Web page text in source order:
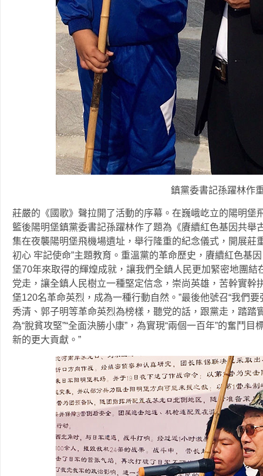
鎮黨委書記孫躍林作
莊嚴的《國歌》聲拉開了活動的序幕。在巍峨屹立的陽明堡
籃後陽明堡鎮黨委書記孫躍林作了題為《賡續紅色基因共舉
集在夜襲陽明堡飛機場遺址，舉行隆重的紀念儀式，開展莊
初心 牢記使命”主題教育。重溫黨的革命歷史，賡續紅色基
堡70年來取得的輝煌成就，讓我們全鎮人民更加緊密地團
党走，讓全鎮人民樹立一種堅定信念，崇尚英雄，苦幹實幹
堡120名革命英烈，成為一種行動自然。”最後他號召“我們
秀清、郭子明等革命英烈為榜樣，聽党的話，跟黨走，踏踏
為“脫貧攻堅”“全面決勝小康”，為實現“兩個一百年”的奮鬥
新的更大貢獻。”